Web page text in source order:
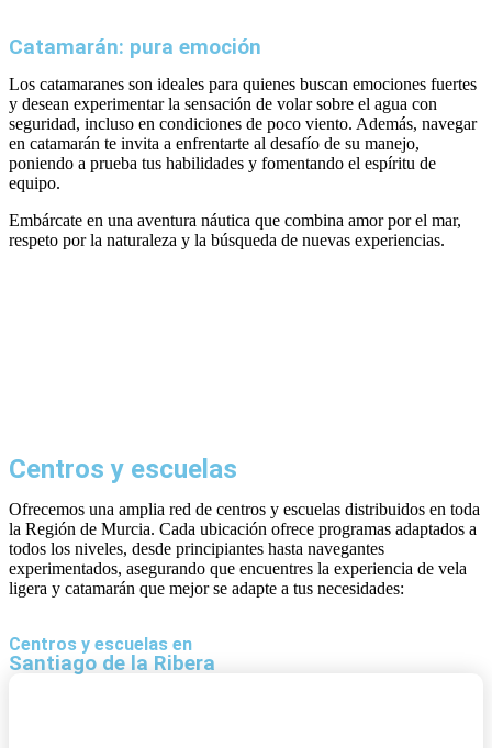
Catamarán: pura emoción
Los catamaranes son ideales para quienes buscan emociones fuertes
y desean experimentar la sensación de volar sobre el agua con
seguridad, incluso en condiciones de poco viento. Además, navegar
en catamarán te invita a enfrentarte al desafío de su manejo,
poniendo a prueba tus habilidades y fomentando el espíritu de
equipo.
Embárcate en una aventura náutica que combina amor por el mar,
respeto por la naturaleza y la búsqueda de nuevas experiencias.
Centros y escuelas
Ofrecemos una amplia red de centros y escuelas distribuidos en toda
la Región de Murcia. Cada ubicación ofrece programas adaptados a
todos los niveles, desde principiantes hasta navegantes
experimentados, asegurando que encuentres la experiencia de vela
ligera y catamarán que mejor se adapte a tus necesidades:
Centros y escuelas en
Santiago de la Ribera